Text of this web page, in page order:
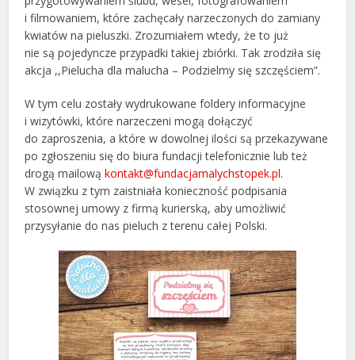
i filmowaniem, które zachęcały narzeczonych do zamiany
kwiatów na pieluszki. Zrozumiałem wtedy, że to już
nie są pojedyncze przypadki takiej zbiórki. Tak zrodziła się
akcja ,,Pielucha dla malucha – Podzielmy się szczęściem”.
W tym celu zostały wydrukowane foldery informacyjne
i wizytówki, które narzeczeni mogą dołączyć
do zaproszenia, a które w dowolnej ilości są przekazywane
po zgłoszeniu się do biura fundacji telefonicznie lub też
drogą mailowąkontakt@fundacjamalychstopek.pl.
W związku z tym zaistniała konieczność podpisania
stosownej umowy z firmą kurierską, aby umożliwić
przysyłanie do nas pieluch z terenu całej Polski.